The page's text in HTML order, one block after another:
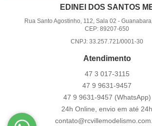
EDINEI DOS SANTOS
Rua Santo Agostinho, 112, Sala 02 -
CEP: 89207-650
CNPJ: 33.257.721/0001-30
Atendimento
47 3 017-3115
47 9 9631-9457
47 9 9631-9457 (WhatsApp)
24h Online, envio em até 24h